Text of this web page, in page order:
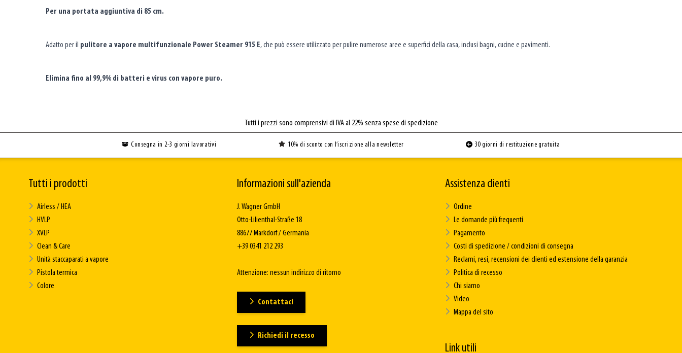
Per una portata aggiuntiva di 85 cm.
Adatto per il pulitore a vapore multifunzionale Power Steamer 915 E, che può essere utilizzato per pulire numerose aree e superfici della casa, inclusi bagni, cucine e pavimenti.
Elimina fino al 99,9% di batteri e virus con vapore puro.
Tutti i prezzi sono comprensivi di IVA al 22% senza spese di spedizione
Consegna in 2-3 giorni lavorativi 10% di sconto con l’iscrizione alla newsletter 30 giorni di restituzione gratuita
Tutti i prodotti
Airless / HEA
HVLP
XVLP
Clean & Care
Unità staccaparati a vapore
Pistola termica
Colore
Informazioni sull'azienda
J. Wagner GmbH
Otto-Lilienthal-Straße 18
88677 Markdorf / Germania
+39 0341 212 293
Attenzione: nessun indirizzo di ritorno
Contattaci
Richiedi il recesso
Assistenza clienti
Ordine
Le domande più frequenti
Pagamento
Costi di spedizione / condizioni di consegna
Reclami, resi, recensioni dei clienti ed estensione della garanzia
Politica di recesso
Chi siamo
Video
Mappa del sito
Link utili